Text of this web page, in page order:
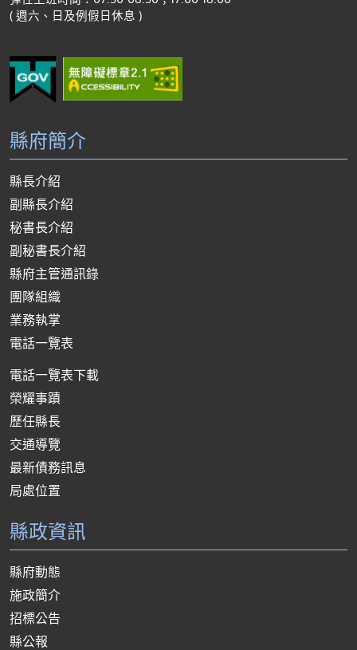
( 週六、日及例假日休息 )
縣府簡介
縣長介紹
副縣長介紹
秘書長介紹
副秘書長介紹
縣府主管通訊錄
團隊組織
業務執掌
電話一覽表
電話一覽表下載
榮耀事蹟
歷任縣長
交通導覽
最新債務訊息
局處位置
縣政資訊
縣府動態
施政簡介
招標公告
縣公報